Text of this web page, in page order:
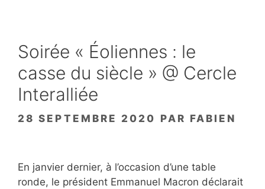
Soirée « Éoliennes : le
casse du siècle » @ Cercle
Interalliée
28 SEPTEMBRE 2020 PAR FABIEN
En janvier dernier, à l’occasion d’une table
ronde, le président Emmanuel Macron déclarait